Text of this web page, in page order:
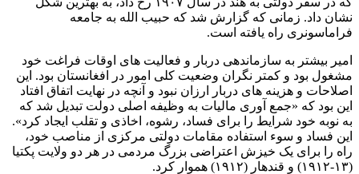
نشان داد. زمانی که گزارش شد که حبیب الله به جامعه
فراماسونری راه یافته است.
امیر بیشتر به سازماندهی دربار و فعالیت های اوقات فراغت خود
مشغول بود و کمتر نگران وضعیت کلی امور در افغانستان بود. این
اصلاحات و هزینه ‌های دربار ارزان نبود و آنچه در نهایت اتفاق افتاد
این بود که «جمع آوری مالیات به وظیفه اصلی دولت تبدیل شد که
به نوبه خود شرایط را برای فساد، رشوه، اخاذی و تقلب ایجاد کرد».
این فساد و سوء استفاده مقامات دولتی مرکزی از مناصب خود،
راه را برای یک خیزش اعتراضی بزرگ مردمی در هر دو ولایت پکتیا
(۱۳-۱۹۱۲) و قندهار (۱۹۱۲) هموار کرد.